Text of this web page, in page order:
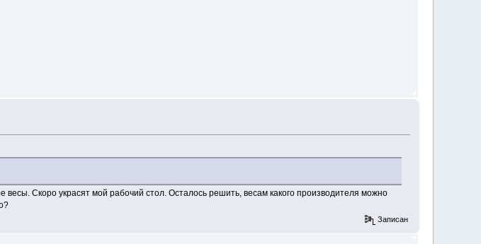
Скоро украсят мой рабочий стол. Осталось решить, весам какого производителя можно
Записан